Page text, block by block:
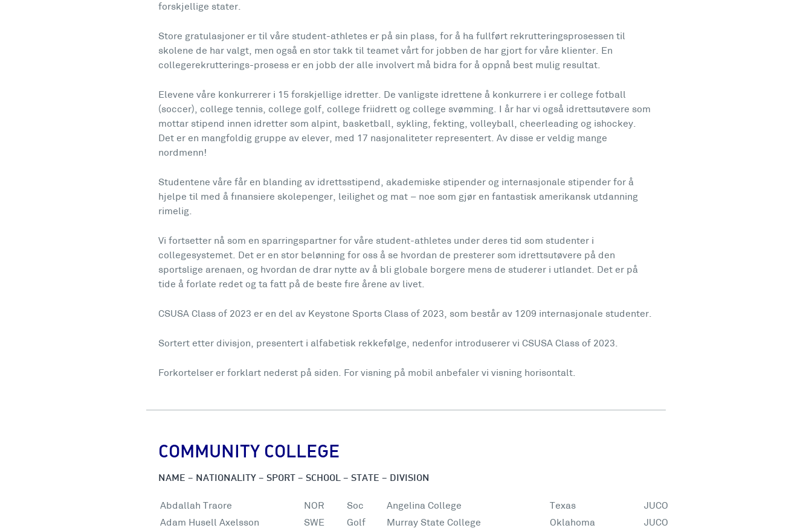
forskjellige stater.
Store gratulasjoner er til våre student-athletes er på sin plass, for å ha fullført rekrutteringsprosessen til
skolene de har valgt, men også en stor takk til teamet vårt for jobben de har gjort for våre klienter. En
collegerekrutterings-prosess er en jobb der alle involvert må bidra for å oppnå best mulig resultat.
Elevene våre konkurrerer i 15 forskjellige idretter. De vanligste idrettene å konkurrere i er college fotball
(soccer), college tennis, college golf, college friidrett og college svømming. I år har vi også idrettsutøvere som
mottar stipend innen idretter som alpint, basketball, sykling, fekting, volleyball, cheerleading og ishockey.
Det er en mangfoldig gruppe av elever, med 17 nasjonaliteter representert. Av disse er veldig mange
nordmenn!
Studentene våre får en blanding av idrettsstipend, akademiske stipender og internasjonale stipender for å
hjelpe til med å finansiere skolepenger, leilighet og mat – noe som gjør en fantastisk amerikansk utdanning
rimelig.
Vi fortsetter nå som en sparringspartner for våre student-athletes under deres tid som studenter i
collegesystemet. Det er en stor belønning for oss å se hvordan de presterer som idrettsutøvere på den
sportslige arenaen, og hvordan de drar nytte av å bli globale borgere mens de studerer i utlandet. Det er på
tide å forlate redet og ta fatt på de beste fire årene av livet.
CSUSA Class of 2023 er en del av Keystone Sports Class of 2023, som består av 1209 internasjonale studenter.
Sortert etter divisjon, presentert i alfabetisk rekkefølge, nedenfor introduserer vi CSUSA Class of 2023.
Forkortelser er forklart nederst på siden. For visning på mobil anbefaler vi visning horisontalt.
COMMUNITY COLLEGE
NAME – NATIONALITY – SPORT – SCHOOL – STATE – DIVISION
Abdallah Traore NOR Soc Angelina College Texas
JUCO
Adam Husell Axelsson
SWE Golf Murray State College Oklahoma
JUCO